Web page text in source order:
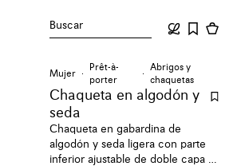
Buscar
Mujer
Prêt-à-
porter
Abrigos y
chaquetas
Chaqueta en algodón y
seda
Chaqueta en gabardina de
algodón y seda ligera con parte
inferior ajustable de doble capa y